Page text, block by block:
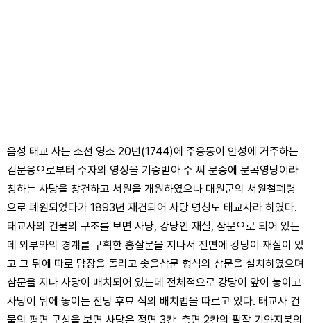
음성 태교 사는 조선 영조 20년(1744)에 주응동이 안성에 거주하는
김문웅으로부터 주자의 영정을 기증받아 주 씨 문중에 문곡영당이라
칭하는 사당을 창건하고 서원을 개원하였으나 대원군의 서원철폐령
으로 폐원되었다가 1893년 재건되어 사당 명칭도 태교사라 하였다.
태교사의 건물의 구조를 보면 사당, 강당인 재실, 삼문으로 되어 있는
데 외부와의 경계를 구획한 홍살문을 지나서 전면에 강당이 재실이 있
고 그 뒤에 따로 담장을 돌리고 솟을삼문 형식의 삼문을 설치하였으며
삼문을 지나 사당이 배치되어 있는데 전체적으로 강당이 앞이 놓이고
사당이 뒤에 놓이는 전당 후묘 식의 배치법을 따르고 있다. 태교사 건
물의 평면 구성을 보면 사당은 정면 3칸, 측면 2칸의 팔작 기와지붕의